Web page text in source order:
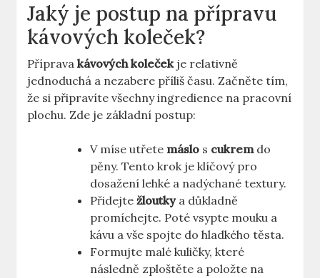
Jaký je postup na přípravu
kávových koleček?
Přípravakávových kolečekje relativně
jednoduchá a nezabere příliš času. Začněte tím,
že si připravíte všechny ingredience na pracovní
plochu. Zde je základní postup:
V míse utřete máslo s cukremdo
pěny. Tento krok je klíčový pro
dosažení lehké a nadýchané textury.
Přidejtežloutkya důkladně
promíchejte. Poté vsypte mouku a
kávu a vše spojte do hladkého těsta.
Formujte malé kuličky, které
následně zploštěte a položte na